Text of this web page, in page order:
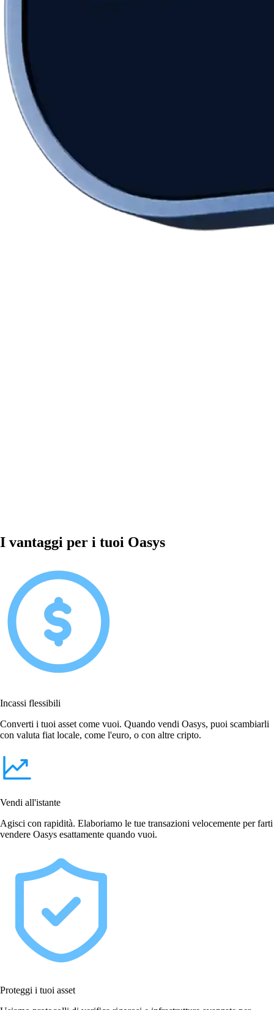
I vantaggi per i tuoi Oasys
Incassi flessibili
Converti i tuoi asset come vuoi. Quando vendi Oasys, puoi scambiarli
con valuta fiat locale, come l'euro, o con altre cripto.
Vendi all'istante
Agisci con rapidità. Elaboriamo le tue transazioni velocemente per farti
vendere Oasys esattamente quando vuoi.
Proteggi i tuoi asset